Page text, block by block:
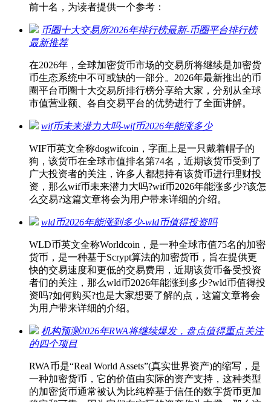
前十名，为读者提供一个参考：
币圈十大交易所2026年排行榜最新-币圈平台排行榜
最新推荐
在2026年，全球加密货币市场的交易所将继续是加密货
币生态系统中不可或缺的一部分。2026年最新推出的币
圈平台币圈十大交易所排行榜分享给大家，分别从全球
市值营业额、各自交易平台的优势进行了全面讲解。
wif币未来潜力大吗-wif币2026年能涨多少
WIF币英文全称dogwifcoin，字面上是一只戴着帽子的
狗，该货币在全球市值排名第74名，近期该货币受到了
广大投资者的关注，许多人都想持有该货币进行理财投
资，那么wif币未来潜力大吗?wif币2026年能涨多少?该怎
么交易?这篇文章将会为用户带来详细的介绍。
wld币2026年能涨到多少-wld币值得投资吗
WLD币英文全称Worldcoin，是一种全球市值75名的加密
货币，是一种基于Scrypt算法的加密货币，旨在提供更
快的交易速度和更低的交易费用，近期该货币备受投资
者们的关注，那么wld币2026年能涨到多少?wld币值得投
资吗?如何购买?也是大家想要了解的点，这篇文章将会
为用户带来详细的介绍。
机构预测2026年RWA将继续爆发，盘点值得重点关注
的四个项目
RWA币是“Real World Assets”(真实世界资产)的缩写，是
一种加密货币，它的价值由实际的资产支持，这种类型
的加密货币通常被认为比纯粹基于信任的数字货币更加